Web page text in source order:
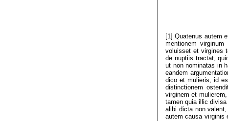
[1] Quatenus autem
mentionem
voluisset et virgines
de nuptiis tractat,
ut non nominatas in
eandem
dico et mulieris, id
distinctionem
virginem et
tamen quia illic
alibi dicta non
autem causa virginis